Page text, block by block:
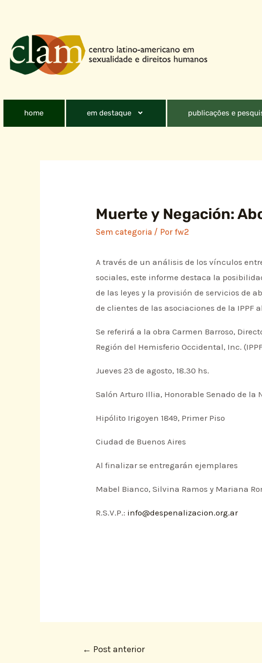
home em destaque publicações e
Muerte y Negación:
Sem categoria / Porfw2
A través de un análisis de los vínculos
sociales, este informe destaca la
de las leyes y la provisión de servicios de
de clientes de las asociaciones de la IPPF
Se referirá a la obra Carmen Barroso,
Región del Hemisferio Occidental, Inc.
Jueves 23 de agosto, 18.30 hs.
Salón Arturo Illia, Honorable Senado de la
Hipólito Irigoyen 1849, Primer Piso
Ciudad de Buenos Aires
Al finalizar se entregarán ejemplares
Mabel Bianco, Silvina Ramos y Mariana
R.S.V.P.: info@despenalizacion.org.ar
← Post anterior